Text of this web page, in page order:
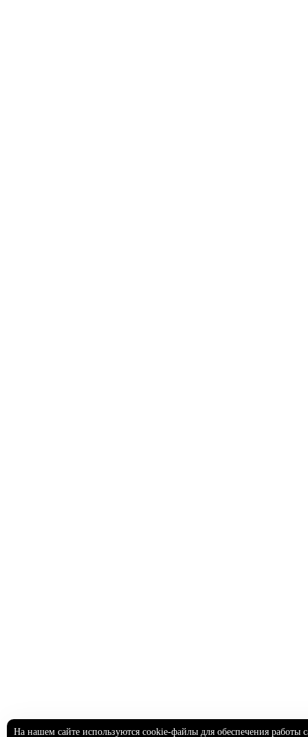
На нашем сайте используются cookie-файлы для обеспечения работы